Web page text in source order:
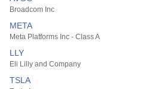
Broadcom Inc
META
Meta Platforms Inc - Class A
LLY
Eli Lilly and Company
TSLA